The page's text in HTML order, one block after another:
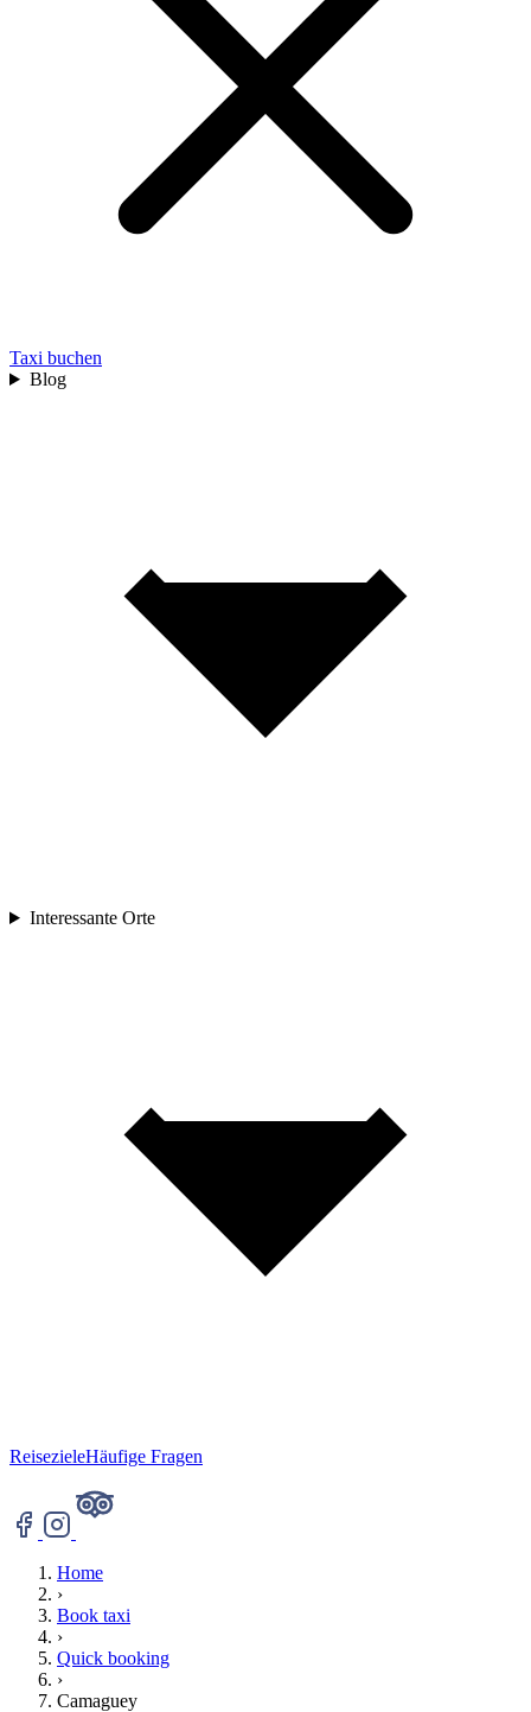
Taxi buchen
Blog
Interessante Orte
ReisezieleHäufige Fragen
Home
›
Book taxi
›
Quick booking
›
Camaguey